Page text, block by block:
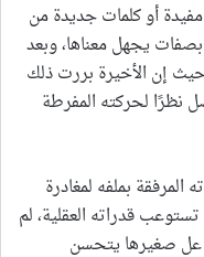
أو كلمات جديدة من
يجهل معناها، وبعد
إن الأخيرة بررت ذلك
نظرًا لحركته المفرطة
المرفقة بملفه لمغادرة
قدراته العقلية، لم
عل صغيرها يتحسن